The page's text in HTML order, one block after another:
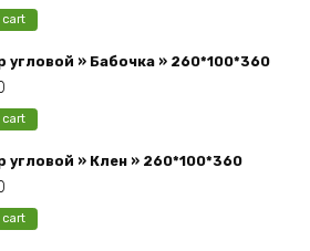
cart
угловой » Бабочка » 260*100*360
cart
угловой » Клен » 260*100*360
cart